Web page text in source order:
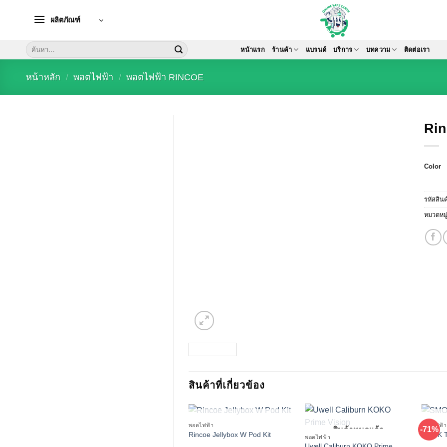
ผลิตภัณฑ์
ค้นหา:
หน้าแรก ร้านค้า แบรนด์ บริการ บทความ ติดต่อเรา
หน้าหลัก / พอตไฟฟ้า / พอตไฟฟ้า RINCOE
Color
รหัสสิน
หมวดห
สินค้าที่เกี่ยวข้อง
พอตไฟฟ้า
Rincoe Jellybox W Pod Kit
สินค้าหมดแล้ว
พอตไฟฟ้า
-71%
พอตไฟฟ้า
SMOK